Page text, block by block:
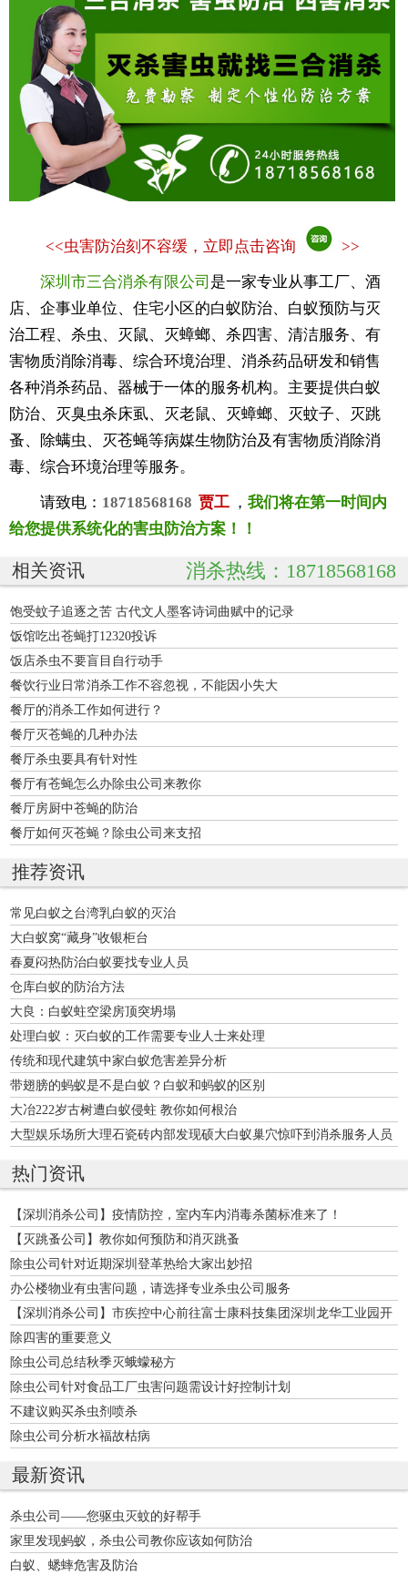
<<虫害防治刻不容缓，立即点击咨询 >>
深圳市三合消杀有限公司 是一家专业从事工厂、酒
店、企事业单位、住宅小区的白蚁防治、白蚁预防与灭
治工程、杀虫、灭鼠、灭蟑螂、杀四害、清洁服务、有
害物质消除消毒、综合环境治理、消杀药品研发和销售
各种消杀药品、器械于一体的服务机构。主要提供白蚁
防治、灭臭虫杀床虱、灭老鼠、灭蟑螂、灭蚊子、灭跳
蚤、除螨虫、灭苍蝇等病媒生物防治及有害物质消除消
毒、综合环境治理等服务。
请致电： 18718568168 贾工 ， 我们将在第一时间内
给您提供系统化的害虫防治方案！！
相关资讯 消杀热线：18718568168
饱受蚊子追逐之苦 古代文人墨客诗词曲赋中的记录
饭馆吃出苍蝇打12320投诉
饭店杀虫不要盲目自行动手
餐饮行业日常消杀工作不容忽视，不能因小失大
餐厅的消杀工作如何进行？
餐厅灭苍蝇的几种办法
餐厅杀虫要具有针对性
餐厅有苍蝇怎么办除虫公司来教你
餐厅房厨中苍蝇的防治
餐厅如何灭苍蝇？除虫公司来支招
推荐资讯
常见白蚁之台湾乳白蚁的灭治
大白蚁窝“藏身”收银柜台
春夏闷热防治白蚁要找专业人员
仓库白蚁的防治方法
大良：白蚁蛀空梁房顶突坍塌
处理白蚁：灭白蚁的工作需要专业人士来处理
传统和现代建筑中家白蚁危害差异分析
带翅膀的蚂蚁是不是白蚁？白蚁和蚂蚁的区别
大冶222岁古树遭白蚁侵蛀 教你如何根治
大型娱乐场所大理石瓷砖内部发现硕大白蚁巢穴惊吓到消杀服务人员
热门资讯
【深圳消杀公司】疫情防控，室内车内消毒杀菌标准来了！
【灭跳蚤公司】教你如何预防和消灭跳蚤
除虫公司针对近期深圳登革热给大家出妙招
办公楼物业有虫害问题，请选择专业杀虫公司服务
【深圳消杀公司】市疾控中心前往富士康科技集团深圳龙华工业园开
展新型冠状病毒感染的肺炎疫情防控工作督导
除四害的重要意义
除虫公司总结秋季灭蛾蠓秘方
除虫公司针对食品工厂虫害问题需设计好控制计划
不建议购买杀虫剂喷杀
除虫公司分析水福故枯病
最新资讯
杀虫公司——您驱虫灭蚊的好帮手
家里发现蚂蚁，杀虫公司教你应该如何防治
白蚁、蟋蟀危害及防治